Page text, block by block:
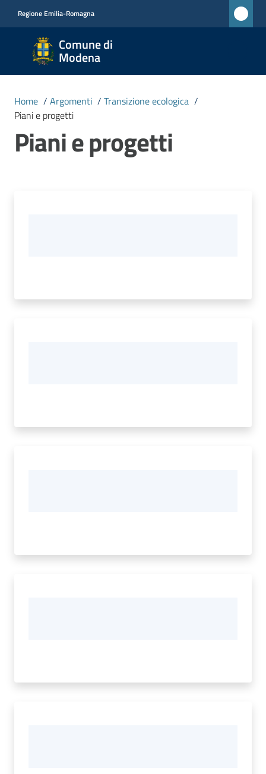
Regione Emilia-Romagna
Comune di
Modena
Comune
di
Modena
CIVICA
MONET
su
Home / Argomenti / Transizione ecologica /
Piani e progetti
Piani e progetti